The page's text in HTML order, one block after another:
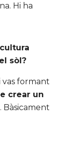
Hi ha
sòl?
vas formant
crear un
. Bàsicament